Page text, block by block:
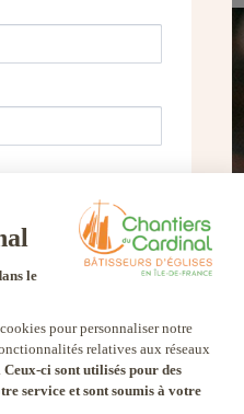
newsletter des
et autres